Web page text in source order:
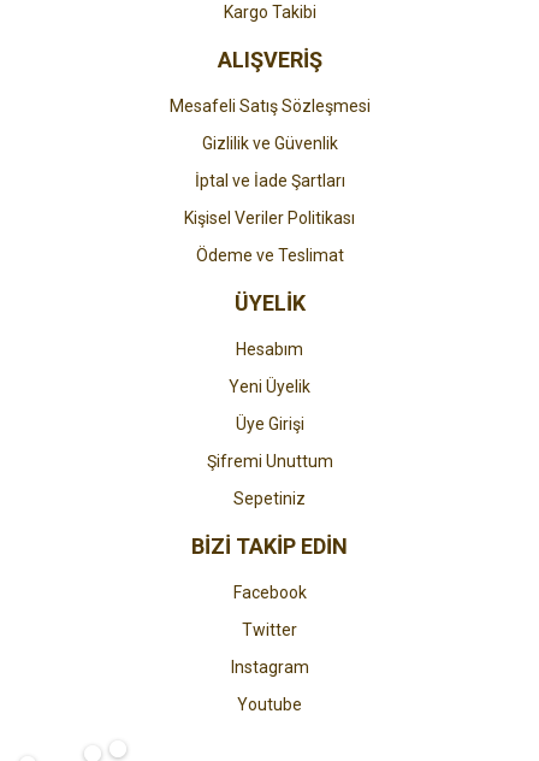
Gönder
Kargo Takibi
ALIŞVERİŞ
Mesafeli Satış Sözleşmesi
Gizlilik ve Güvenlik
İptal ve İade Şartları
Kişisel Veriler Politikası
Ödeme ve Teslimat
ÜYELİK
Hesabım
Yeni Üyelik
Üye Girişi
Şifremi Unuttum
Sepetiniz
BİZİ TAKİP EDİN
Facebook
Twitter
Instagram
Youtube